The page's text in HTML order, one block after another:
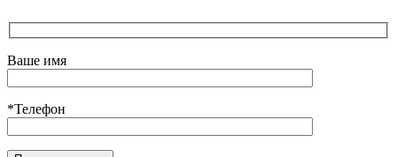
Ваше имя
*Телефон